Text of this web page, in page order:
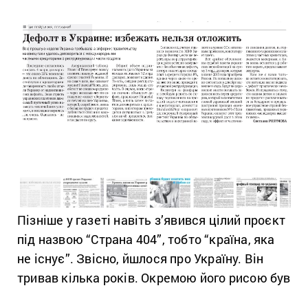
Пізніше у газеті навіть з’явився цілий проєкт
під назвою “Страна 404”, тобто “країна, яка
не існує”. Звісно, йшлося про Україну. Він
тривав кілька років. Окремою його рисою був